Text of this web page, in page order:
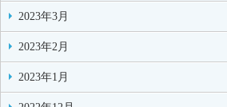
2023年3月
2023年2月
2023年1月